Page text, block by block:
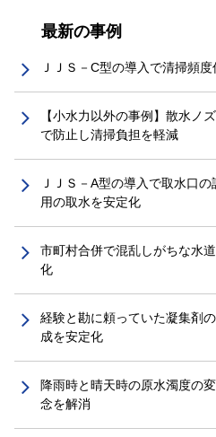
最新の事例
ＪＪＳ－C型の導入で清掃頻
【小水力以外の事例】散水ノ
で防止し清掃負担を軽減
ＪＪＳ－A型の導入で取水口
用の取水を安定化
市町村合併で混乱しがちな水
化
経験と勘に頼っていた凝集剤
成を安定化
降雨時と晴天時の原水濁度の
念を解消